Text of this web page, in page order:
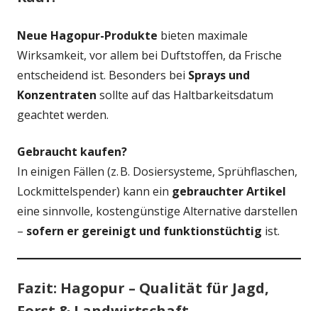
Neue Hagopur-Produkte bieten maximale
Wirksamkeit, vor allem bei Duftstoffen, da Frische
entscheidend ist. Besonders bei Sprays und
Konzentraten sollte auf das Haltbarkeitsdatum
geachtet werden.
Gebraucht kaufen?
In einigen Fällen (z. B. Dosiersysteme, Sprühflaschen,
Lockmittelspender) kann ein gebrauchter Artikel
eine sinnvolle, kostengünstige Alternative darstellen
– sofern er gereinigt und funktionstüchtig ist.
Fazit: Hagopur – Qualität für Jagd,